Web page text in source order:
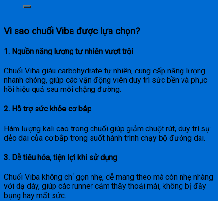
Vì sao chuối Viba được lựa chọn?
1. Nguồn năng lượng tự nhiên vượt trội
Chuối Viba giàu carbohydrate tự nhiên, cung cấp năng lượng
nhanh chóng, giúp các vận động viên duy trì sức bền và phục
hồi hiệu quả sau mỗi chặng đường.
2. Hỗ trợ sức khỏe cơ bắp
Hàm lượng kali cao trong chuối giúp giảm chuột rút, duy trì sự
dẻo dai của cơ bắp trong suốt hành trình chạy bộ đường dài.
3. Dễ tiêu hóa, tiện lợi khi sử dụng
Chuối Viba không chỉ gọn nhẹ, dễ mang theo mà còn nhẹ nhàng
với dạ dày, giúp các runner cảm thấy thoải mái, không bị đầy
bụng hay mất sức.